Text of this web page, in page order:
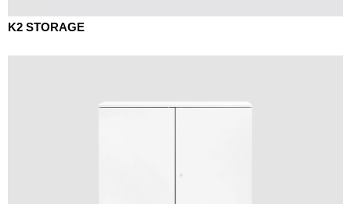
K2 STORAGE